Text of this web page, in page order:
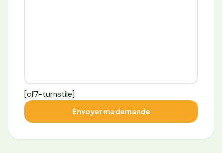
[cf7-turnstile]